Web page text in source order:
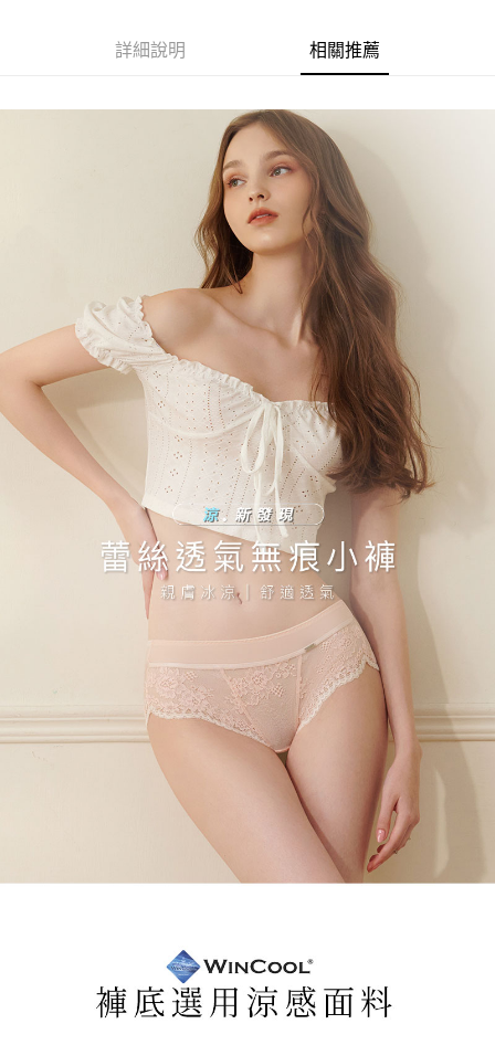
每筆NT$90，滿NT$1,300(含以上)免運費
每筆NT$90
每筆NT$90，滿NT$1,300(含以上)免運費
澳門直送- 順豐海外
詳細說明 相關推薦